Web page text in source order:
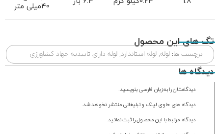
تگ های این محصول
برچسب ها: لوله, لوله استاندارد, لوله دارای تاییدیه جهاد کشاورزی
دیدگاه ها
دیدگاهتان را به زبان فارسی بنویسید.
دیدگاه های حاوی لینک و تبلیغاتی منتشر نخواهد شد.
دیدگاه مرتبط با این محصول را ثبت نمائید.